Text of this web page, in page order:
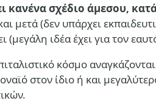
κανένα σχέδιο άμεσου,
μετά (δεν υπάρχει
(μεγάλη ιδέα έχει για τον
κόσμο
στον ίδιο ή και